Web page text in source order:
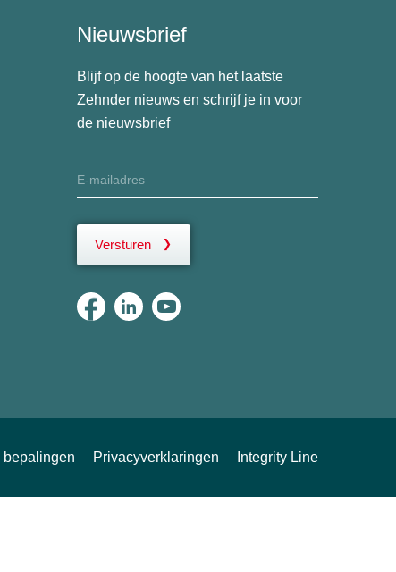
Nieuwsbrief
Blijf op de hoogte van het laatste
Zehnder nieuws en schrijf je in voor
de nieuwsbrief
Versturen
Privacyverklaringen Integrity Line